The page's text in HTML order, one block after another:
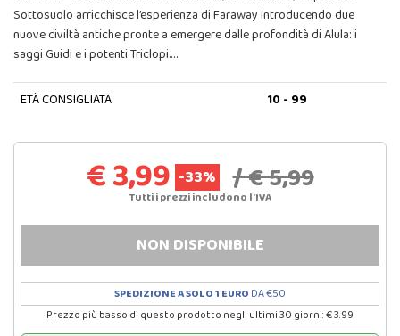
Sottosuolo arricchisce l’esperienza di Faraway introducendo due
nuove civiltà antiche pronte a emergere dalle profondità di Alula: i
saggi Guidi e i potenti Triclopi.…
ETÀ CONSIGLIATA 10 - 99
€ 3,99 -33% / € 5,99
Tutti i prezzi includono l'IVA
NON DISPONIBILE
SPEDIZIONE A SOLO 1 EURO DA €50
Prezzo più basso di questo prodotto negli ultimi 30 giorni: € 3.99